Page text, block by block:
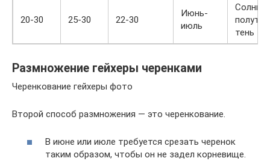
20-30 25-30 22-30
Июнь-
июль
Солнце,
тень
Размножение гейхеры черенками
Черенкование гейхеры фото
Второй способ размножения — это черенкование.
В июне или июле требуется срезать черенок
таким образом, чтобы он не задел корневище.